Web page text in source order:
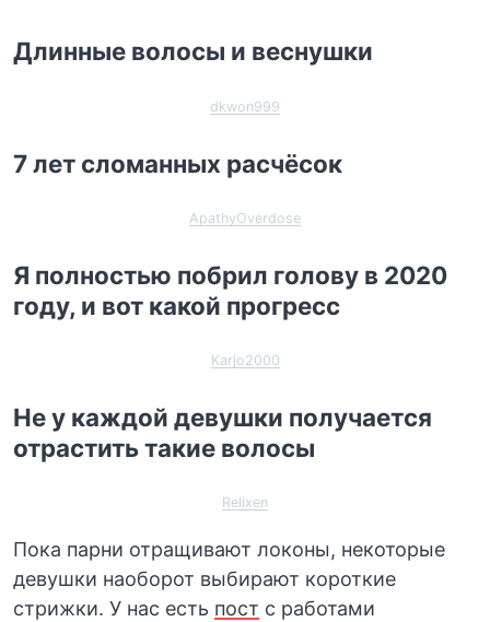
Длинные волосы и веснушки
dkwon999
7 лет сломанных расчёсок
ApathyOverdose
Я полностью побрил голову в 2020
году, и вот какой прогресс
Karjo2000
Не у каждой девушки получается
отрастить такие волосы
Relixen
Пока парни отращивают локоны, некоторые
девушки наоборот выбирают короткие
стрижки. У нас есть пост с работами